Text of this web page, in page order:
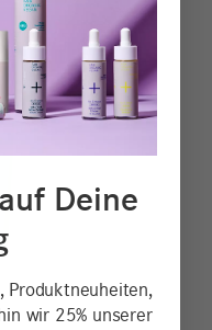
Deine
Produktneuheiten,
wir 25% unserer